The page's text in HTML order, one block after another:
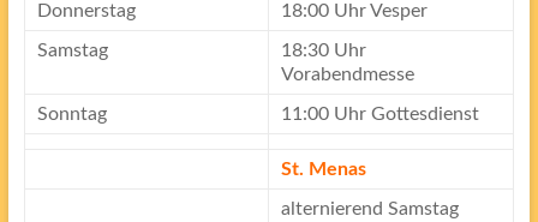
Donnerstag 18:00 Uhr Vesper
Samstag
18:30 Uhr
Vorabendmesse
Sonntag 11:00 Uhr Gottesdienst
St. Menas
alternierend Samstag